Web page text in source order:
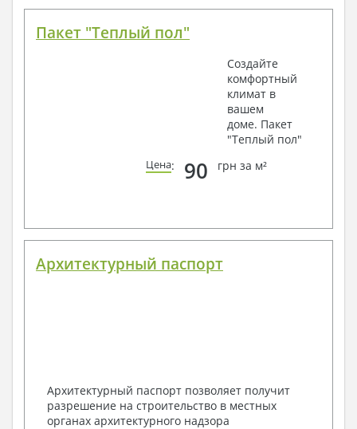
Пакет "Теплый пол"
Создайте
комфортный
климат в
вашем
доме. Пакет
"Теплый пол"
Цена: 90 грн за м²
Архитектурный паспорт
Архитектурный паспорт позволяет получит
разрешение на строительство в местных
органах архитектурного надзора